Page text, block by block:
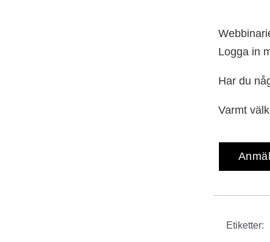
Logga in
Har du
Varmt
Etiketter: